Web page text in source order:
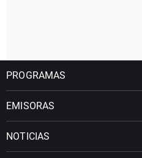
PROGRAMAS
EMISORAS
NOTICIAS